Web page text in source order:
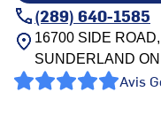
(289) 640-1585
16700 SIDE
SUNDERLAND ON
Avis